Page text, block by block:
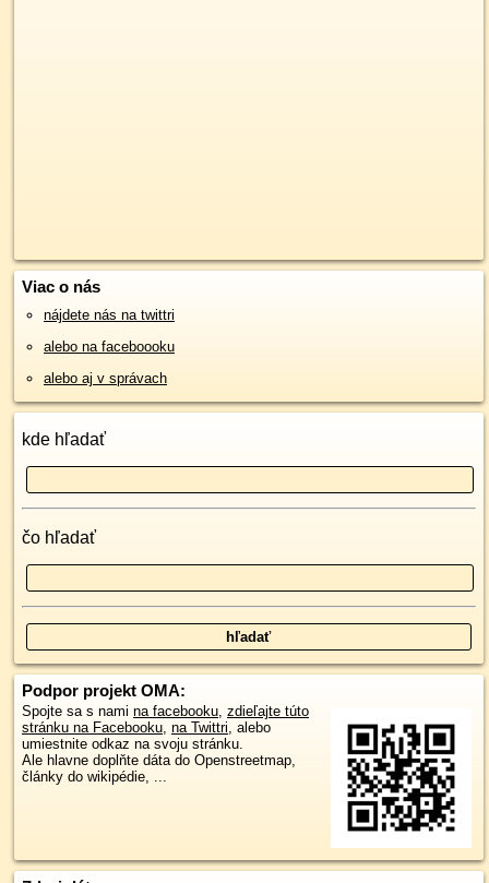
Viac o nás
nájdete nás na twittri
alebo na faceboooku
alebo aj v správach
kde hľadať
čo hľadať
Podpor projekt OMA:
Spojte sa s nami na facebooku, zdieľajte túto
stránku na Facebooku, na Twittri, alebo
umiestnite odkaz na svoju stránku.
Ale hlavne doplňte dáta do Openstreetmap,
články do wikipédie, ...